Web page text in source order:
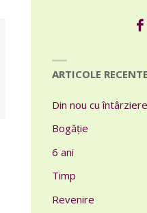
ARTICOLE RECENTE
Din nou cu întârziere
Bogăție
6 ani
Timp
Revenire